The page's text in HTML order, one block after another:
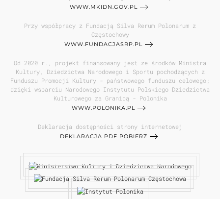
WWW.MKIDN.GOV.PL
Przy współpracy z Fundacją Silva Rerum Polonarum z
Częstochowy
WWW.FUNDACJASRP.PL
Od 2020 r., projekt finansowany jest ze środków Ministra
Kultury, Dziedzictwa Narodowego i Sportu pochodzących z
Funduszu Promocji Kultury - państwowego funduszu celowego;
dzięki wsparciu Narodowego Instytutu Polskiego Dziedzictwa
Kulturowego za Granicą - Polonika
WWW.POLONIKA.PL
Deklaracja dostępności strony internetowej
DEKLARACJA PDF POBIERZ